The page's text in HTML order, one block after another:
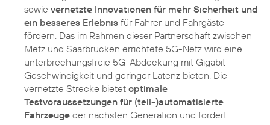
sowie vernetzte Innovationen für mehr Sicherheit und
ein besseres Erlebnis für Fahrer und Fahrgäste
fördern. Das im Rahmen dieser Partnerschaft zwischen
Metz und Saarbrücken errichtete 5G-Netz wird eine
unterbrechungsfreie 5G-Abdeckung mit Gigabit-
Geschwindigkeit und geringer Latenz bieten. Die
vernetzte Strecke bietet optimale
Testvoraussetzungen für (teil-)automatisierte
Fahrzeuge der nächsten Generation und fördert